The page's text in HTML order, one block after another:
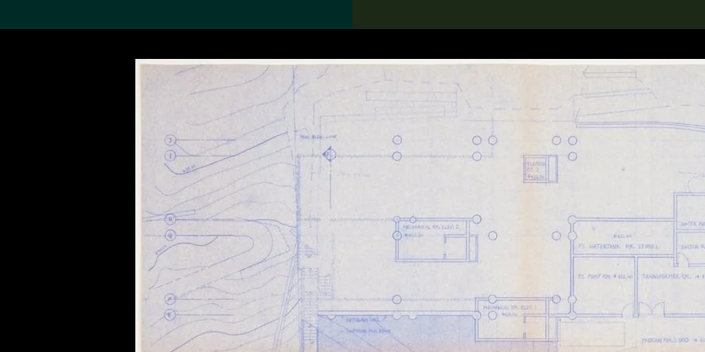
搜索M+藏品 Search the Collection
19,052个结果
关于M+藏品
探索世界顶级的二十及二十
一世纪视觉文化藏品。